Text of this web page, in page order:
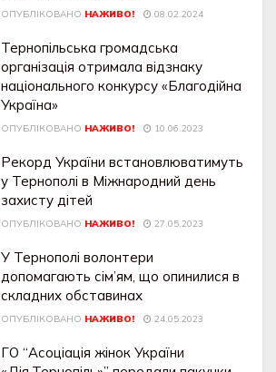
ОПУБЛІКОВАНО НАЖИВО! 08.02.2024
Тернопільська громадська
організація отримала відзнаку
національного конкурсу «Благодійна
Україна»
ОПУБЛІКОВАНО НАЖИВО! 10.06.2023
Рекорд України встановлюватимуть
у Тернополі в Міжнародний день
захисту дітей
ОПУБЛІКОВАНО НАЖИВО! 27.05.2023
У Тернополі волонтери
допомагають сім’ям, що опинилися в
складних обставинах
ОПУБЛІКОВАНО НАЖИВО! 24.05.2023
ГО “Асоціація жінок України